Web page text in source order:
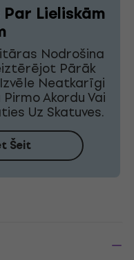
Lieliskām
Nodrošina
Pārāk
Neatkarīgi
Akordu Vai
Uz Skatuves.
Šeit